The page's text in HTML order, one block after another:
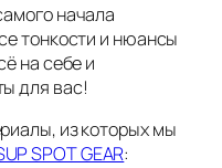
начала
тонкости и нюансы
на себе и
для вас!
из которых мы
SPOT GEAR: